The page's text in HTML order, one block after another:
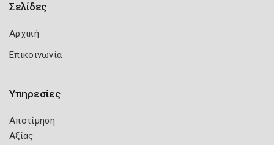
Σελίδες
Αρχική
Επικοινωνία
Υπηρεσίες
Αποτίμηση
Αξίας